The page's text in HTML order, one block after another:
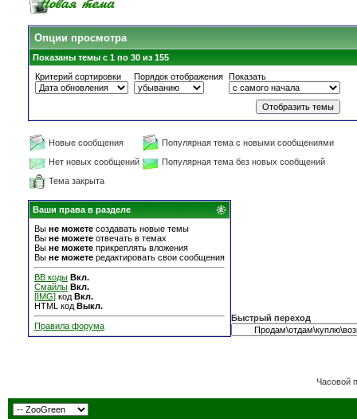
Опции просмотра
Показаны темы с 1 по 30 из 155
Критерий сортировки
Порядок отображения Показать
Новые сообщения
Популярная тема с новыми сообщениями
Нет новых сообщений
Популярная тема без новых сообщений
Тема закрыта
Ваши права в разделе
Вы не можете создавать новые темы
Вы не можете отвечать в темах
Вы не можете прикреплять вложения
Вы не можете редактировать свои сообщения
BB коды Вкл.
Смайлы Вкл.
[IMG] код Вкл.
HTML код Выкл.
Правила форума
Быстрый переход
Часовой